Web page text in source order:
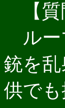
【
ルー
銃を
供で